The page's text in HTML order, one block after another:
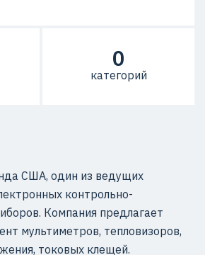
США, один из ведущих
контрольно-
Компания предлагает
мультиметров, тепловизоров,
токовых клещей.
0
категорий